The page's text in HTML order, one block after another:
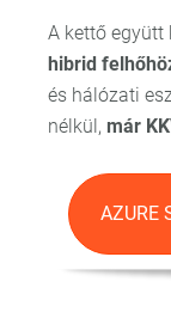
A kettő együtt
hibrid
és hálózati
nélkül, már
AZURE